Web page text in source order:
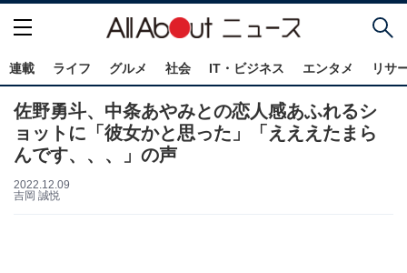
連載 ライフ グルメ 社会 IT・ビジネス エンタメ リサ
佐野勇斗、中条あやみとの恋人感あふれるシ
ョットに「彼女かと思った」「えええたまら
んです、、、」の声
2022.12.09
吉岡 誠悦